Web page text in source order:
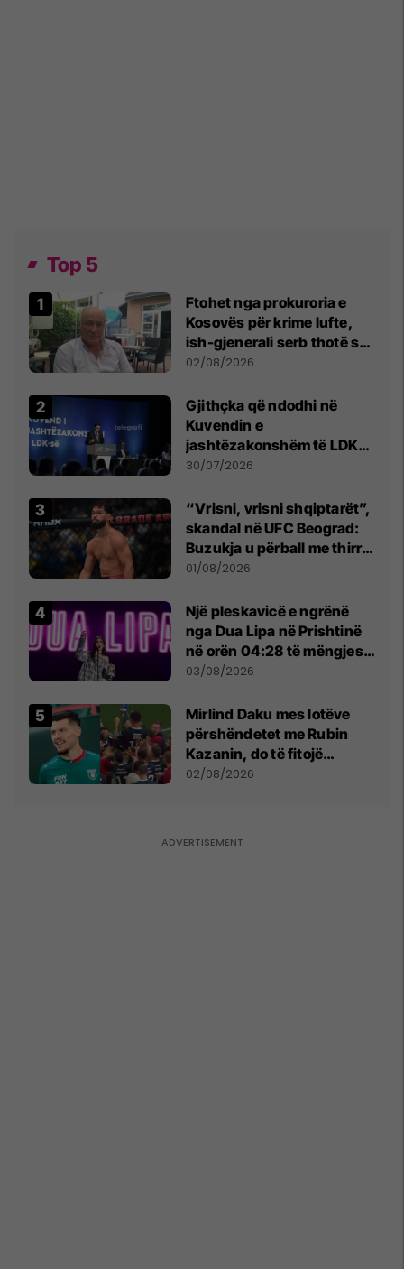
Top 5
Ftohet nga prokuroria e
Kosovës për krime lufte,
ish-gjenerali serb thotë se
dikush e tradhtoi në
02/08/2026
Gjithçka që ndodhi në
Kuvendin e
jashtëzakonshëm të LDK-
së
30/07/2026
“Vrisni, vrisni shqiptarët”,
skandal në UFC Beograd:
Buzukja u përball me thirrje
anti-shqiptare nga
01/08/2026
Një pleskavicë e ngrënë
nga Dua Lipa në Prishtinë
në orën 04:28 të mëngjesit
- dhe bota digjitale serbe
03/08/2026
Mirlind Daku mes lotëve
përshëndetet me Rubin
Kazanin, do të fitojë
miliona te Spartak Moska
02/08/2026